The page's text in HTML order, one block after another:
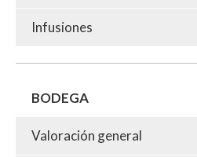
Infusiones
BODEGA
Valoración general